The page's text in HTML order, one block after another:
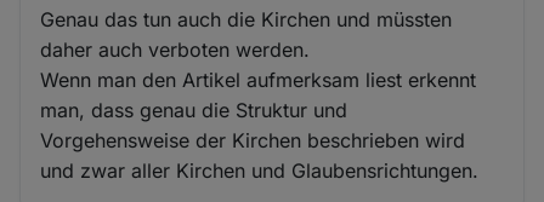
Genau das tun auch die Kirchen und müssten
daher auch verboten werden.
Wenn man den Artikel aufmerksam liest erkennt
man, dass genau die Struktur und
Vorgehensweise der Kirchen beschrieben wird
und zwar aller Kirchen und Glaubensrichtungen.